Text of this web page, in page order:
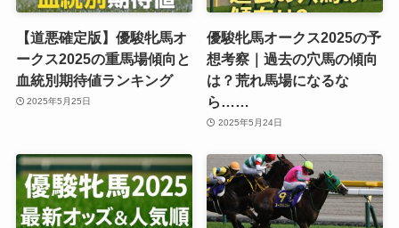
【道悪確定版】優駿牝馬オ
ークス2025の重馬場傾向と
血統別期待値ランキング
2025年5月25日
優駿牝馬オークス2025の予
想考察｜過去の穴馬の傾向
は？荒れ馬場になるな
ら……
2025年5月24日